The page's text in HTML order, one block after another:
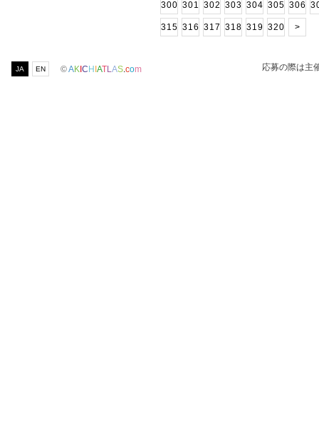
300 301 302 303 304 305 306
315 316 317 318 319 320 >
JA EN ©AK C H ATLAS.com 応募の際は主